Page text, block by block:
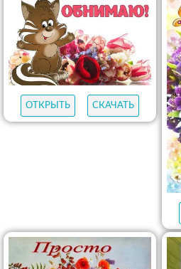
ОТКРЫТЬ СКАЧАТЬ